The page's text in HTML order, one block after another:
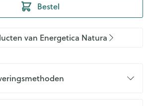
Bestel
van Energetica Natura